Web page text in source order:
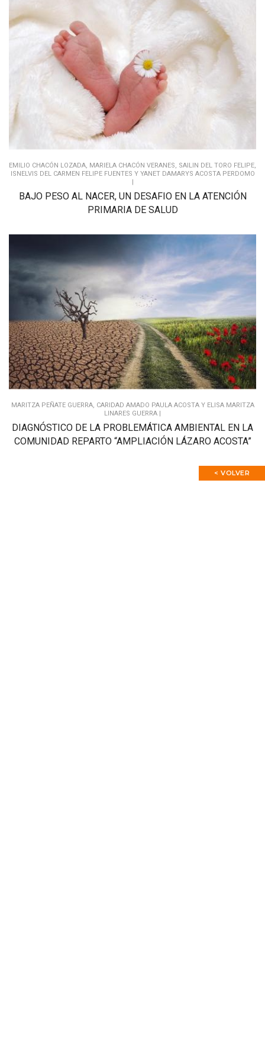
EMILIO CHACÓN LOZADA, MARIELA CHACÓN VERANES, SAILIN DEL TORO FELIPE,
ISNELVIS DEL CARMEN FELIPE FUENTES Y YANET DAMARYS ACOSTA PERDOMO
BAJO PESO AL NACER, UN DESAFIO EN LA ATENCIÓN
PRIMARIA DE SALUD
MARITZA PEÑATE GUERRA, CARIDAD AMADO PAULA ACOSTA Y ELISA MARITZA
LINARES GUERRA |
DIAGNÓSTICO DE LA PROBLEMÁTICA AMBIENTAL EN LA
COMUNIDAD REPARTO “AMPLIACIÓN LÁZARO ACOSTA”
< VOLVER